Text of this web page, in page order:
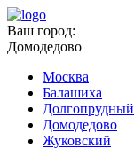
Ваш город:
Домодедово
Москва
Балашиха
Долгопрудный
Домодедово
Жуковский